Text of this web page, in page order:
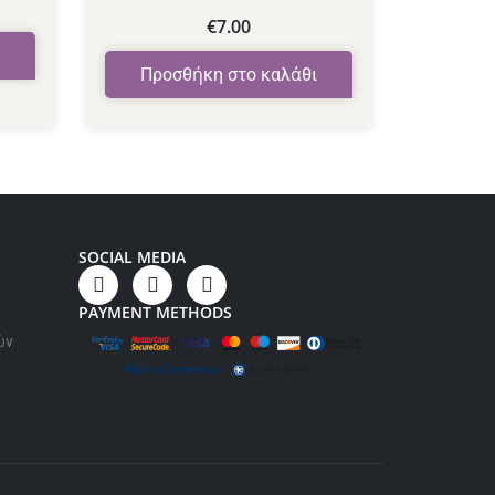
€7.00
Προσθήκη στο καλάθι
SOCIAL MEDIA
PAYMENT METHODS